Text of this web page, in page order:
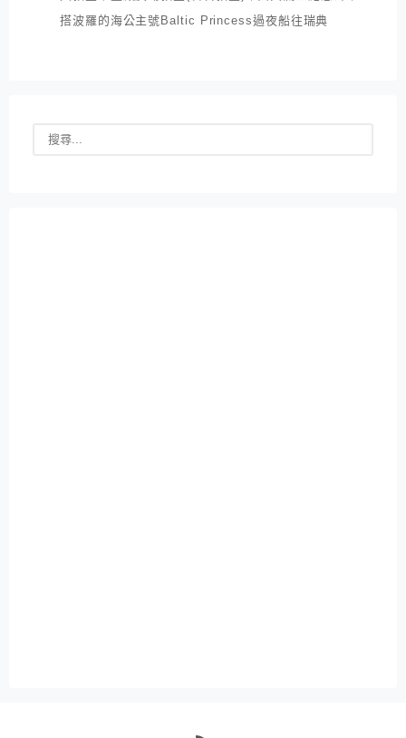
搭波羅的海公主號Baltic Princess過夜船往瑞典